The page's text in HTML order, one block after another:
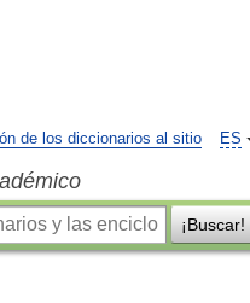
ES
de los diccionarios al sitio
¡Buscar!